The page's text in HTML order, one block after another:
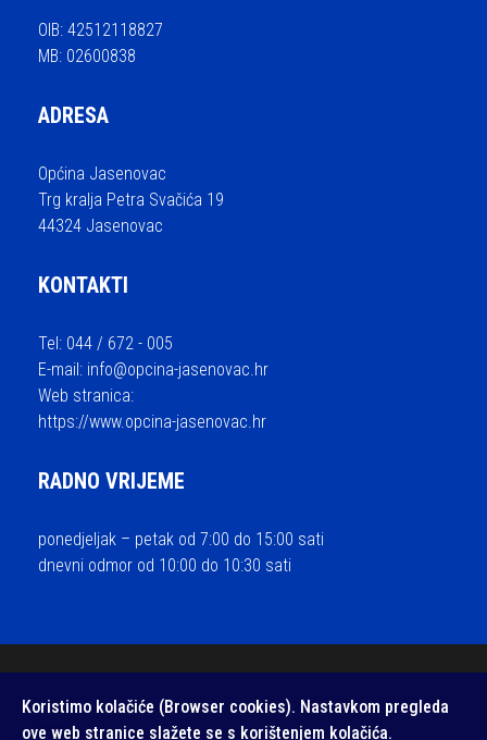
OIB: 42512118827
MB: 02600838
ADRESA
Općina Jasenovac
Trg kralja Petra Svačića 19
44324 Jasenovac
KONTAKTI
Tel: 044 / 672 - 005
E-mail: info@opcina-jasenovac.hr
Web stranica:
https://www.opcina-jasenovac.hr
RADNO VRIJEME
ponedjeljak – petak od 7:00 do 15:00 sati
dnevni odmor od 10:00 do 10:30 sati
Medialive
Koristimo kolačiće (Browser cookies). Nastavkom pregleda
ove web stranice slažete se s korištenjem kolačića.